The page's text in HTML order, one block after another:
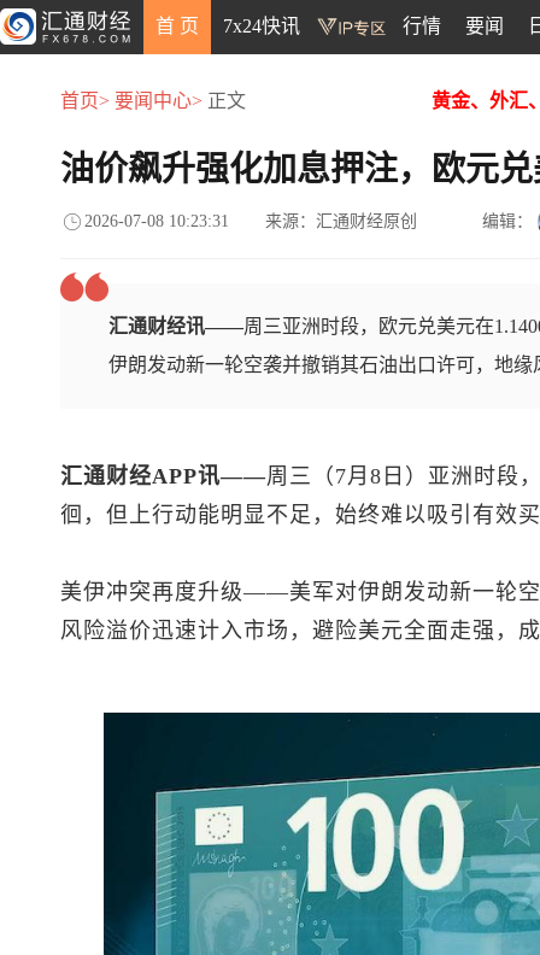
首 页 7x24快讯 行情 要闻
首页> 要闻中心> 正文 黄金、外汇
油价飙升强化加息押注，欧元
2026-07-08 10:23:31 来源：汇通财经原创 编辑：
汇通财经讯——周三亚洲时段，欧元兑美元在
伊朗发动新一轮空袭并撤销其石油出口许可，地
汇通财经APP讯——周三（7月8日）亚洲时段
徊，但上行动能明显不足，始终难以吸引有效
美伊冲突再度升级——美军对伊朗发动新一轮
风险溢价迅速计入市场，避险美元全面走强，